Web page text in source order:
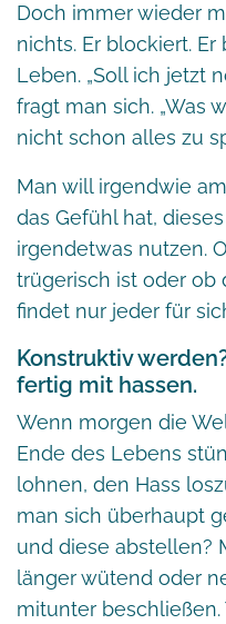
Doch immer wieder
nichts. Er blockiert.
Leben. „Soll ich jetzt
fragt man sich. „Was
nicht schon alles zu
Man will irgendwie
das Gefühl hat,
irgendetwas nutzen.
trügerisch ist oder ob
findet nur jeder für
Konstruktiv
fertig mit hassen.
Wenn morgen die
Ende des Lebens
lohnen, den Hass
man sich überhaupt
und diese abstellen?
länger wütend oder
mitunter beschließen.